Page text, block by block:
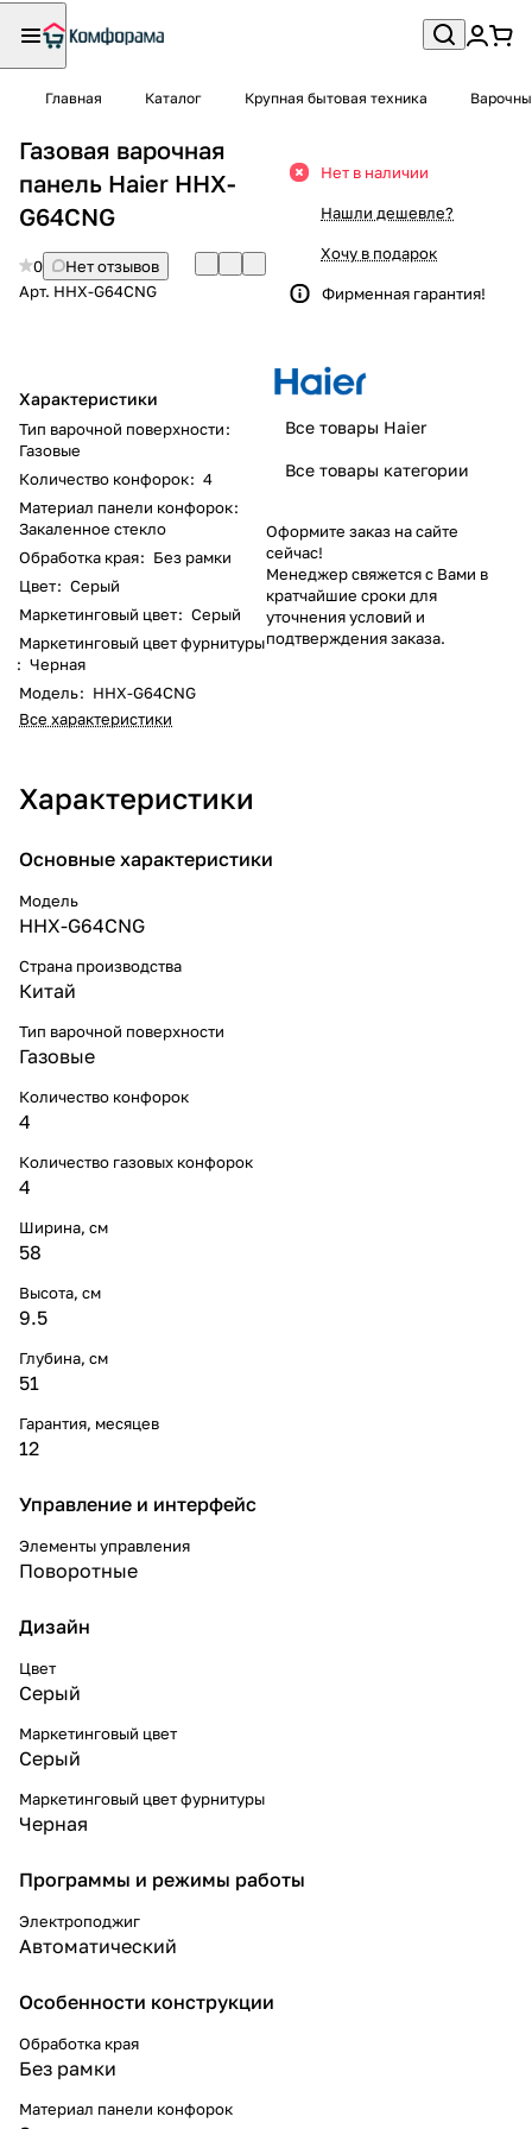
Главная Каталог Крупная бытовая техника
Газовая варочная
панель Haier HHX-
G64CNG
0
Нет отзывов
Арт. HHX-G64CNG
Характеристики
Тип варочной поверхности:
Газовые
Количество конфорок: 4
Материал панели конфорок:
Закаленное стекло
Обработка края: Без рамки
Цвет: Серый
Маркетинговый цвет: Серый
Маркетинговый цвет фурнитуры
: Черная
Модель: HHX-G64CNG
Все характеристики
Нет в наличии
Нашли дешевле?
Хочу в подарок
Фирменная гарантия!
Все товары Haier
Все товары категории
Оформите заказ на сайте
сейчас!
Менеджер свяжется с Вами в
кратчайшие сроки для
уточнения условий и
подтверждения заказа.
Характеристики
Основные характеристики
Модель
HHX-G64CNG
Страна производства
Китай
Тип варочной поверхности
Газовые
Количество конфорок
4
Количество газовых конфорок
4
Ширина, см
58
Высота, см
9.5
Глубина, см
51
Гарантия, месяцев
12
Управление и интерфейс
Элементы управления
Поворотные
Дизайн
Цвет
Серый
Маркетинговый цвет
Серый
Маркетинговый цвет фурнитуры
Черная
Программы и режимы работы
Электроподжиг
Автоматический
Особенности конструкции
Обработка края
Без рамки
Материал панели конфорок